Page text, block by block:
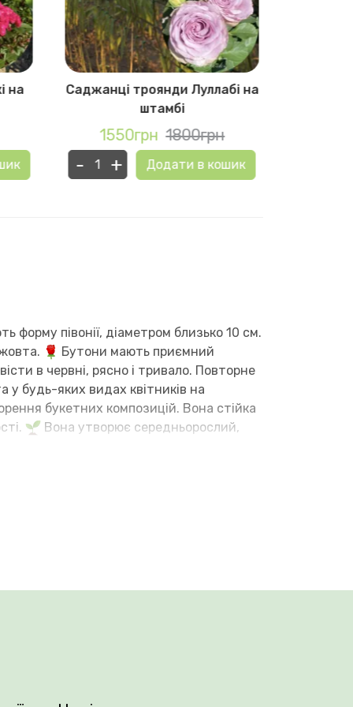
на
Саджанці троянди Луллабі на
штамбі
1550грн 1800грн
- + Додати в кошик
форму півонії, діаметром близько 10 см.
Бутони мають приємний
в червні, рясно і тривало. Повторне
будь-яких видах квітників на
букетних композицій. Вона стійка
Вона утворює середньорослий,